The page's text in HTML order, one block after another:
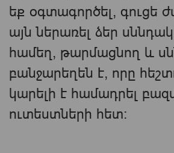
եք օգտագործել, գուցե
այն ներառել ձեր
համեղ, թարմացնող և
բանջարեղեն է, որը
կարելի է համադրել
ուտեստների հետ։